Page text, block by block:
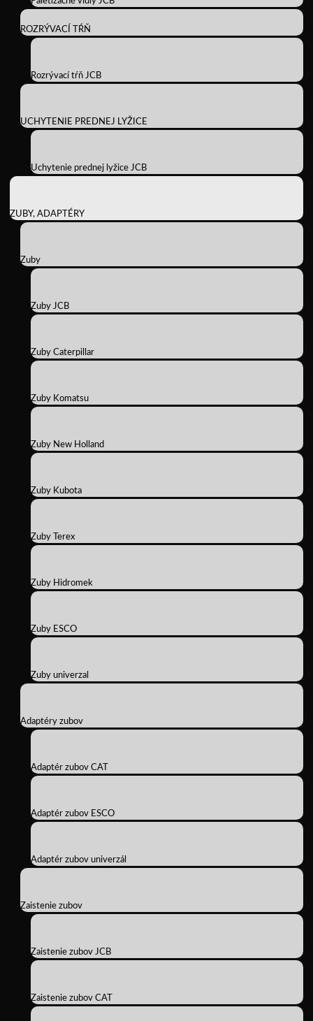
ROZRÝVACÍ TŔŇ
Rozrývací tŕň JCB
UCHYTENIE PREDNEJ LYŽICE
Uchytenie prednej lyžice JCB
ZUBY, ADAPTÉRY
Zuby
Zuby JCB
Zuby Caterpillar
Zuby Komatsu
Zuby New Holland
Zuby Kubota
Zuby Terex
Zuby Hidromek
Zuby ESCO
Zuby univerzal
Adaptéry zubov
Adaptér zubov CAT
Adaptér zubov ESCO
Adaptér zubov univerzál
Zaistenie zubov
Zaistenie zubov JCB
Zaistenie zubov CAT